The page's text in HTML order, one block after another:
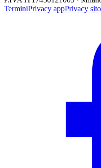
TerminiPrivacy appPrivacy sito